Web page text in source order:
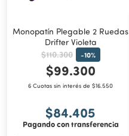
Monopatín Plegable 2 Ruedas
Drifter Violeta
$110.300 -10%
$99.300
6 Cuotas sin interés de $16.550
$84.405
Pagando con transferencia